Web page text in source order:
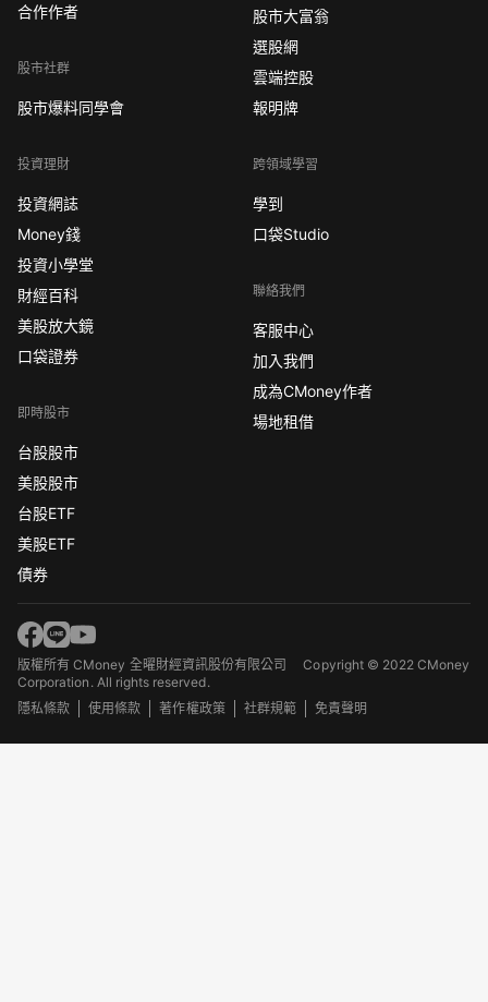
合作作者
股市社群
股市爆料同學會
投資理財
投資網誌
Money錢
投資小學堂
財經百科
美股放大鏡
口袋證券
即時股市
台股股市
美股股市
台股ETF
美股ETF
債券
股市大富翁
選股網
雲端控股
報明牌
跨領域學習
學到
口袋Studio
聯絡我們
客服中心
加入我們
成為CMoney作者
場地租借
版權所有 CMoney 全曜財經資訊股份有限公司Copyright © 2022 CMoney
Corporation. All rights reserved.
隱私條款
使用條款 著作權政策 社群規範 免責聲明